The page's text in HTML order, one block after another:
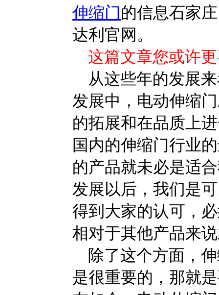
伸缩门的信息石家
达利官网。
这篇文章您或许
从这些年的发展
发展中，电动伸缩
的拓展和在品质上
国内的伸缩门行业
的产品就未必是适
发展以后，我们是
得到大家的认可，
相对于其他产品来
除了这个方面，
是很重要的，那就